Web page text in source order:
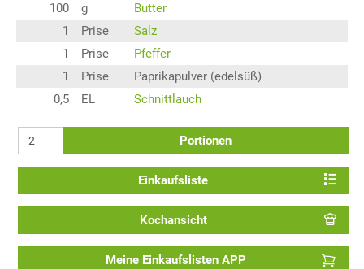
100
g
Butter
1
Prise
Salz
1
Prise
Pfeffer
1
Prise
Paprikapulver (edelsüß)
0,5
EL Schnittlauch
Portionen
Einkaufsliste
Kochansicht
Meine Einkaufslisten APP